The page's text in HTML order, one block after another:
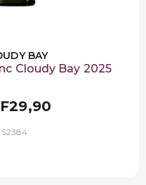
BAY
Cloudy Bay 2025
S2384